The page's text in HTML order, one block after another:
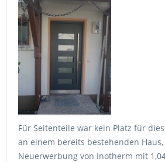
Für Seitenteile war kein Platz für
an einem bereits bestehenden
Neuerwerbung von Inotherm mit